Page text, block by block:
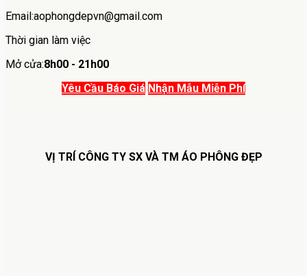
Email:aophongdepvn@gmail.com
Thời gian làm việc
Mở cửa:8h00 - 21h00
Yêu Cầu Báo Giá Nhận Mẫu Miễn Phí
VỊ TRÍ CÔNG TY SX VÀ TM ÁO PHÔNG ĐẸP